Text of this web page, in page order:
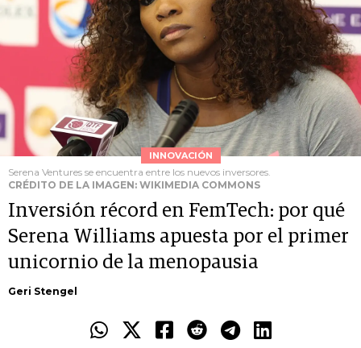
INNOVACIÓN
Serena Ventures se encuentra entre los nuevos inversores.
CRÉDITO DE LA IMAGEN: WIKIMEDIA COMMONS
Inversión récord en FemTech: por qué
Serena Williams apuesta por el primer
unicornio de la menopausia
Geri Stengel